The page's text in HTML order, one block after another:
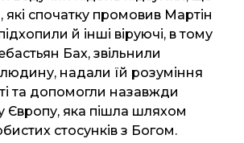
які спочатку промовив Мартін
й інші віруючі, в тому
Бах, звільнили
надали їй розуміння
та допомогли назавжди
Європу, яка пішла шляхом
стосунків з Богом.